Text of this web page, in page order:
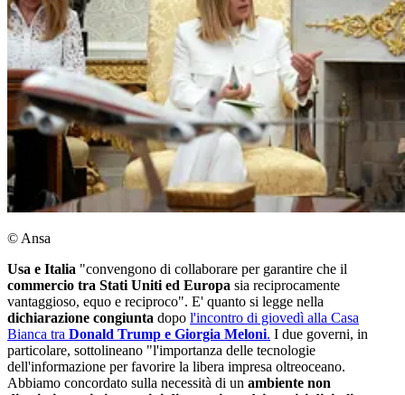
© Ansa
Usa e Italia "convengono di collaborare per garantire che il
commercio tra Stati Uniti ed Europa sia reciprocamente
vantaggioso, equo e reciproco". E' quanto si legge nella
dichiarazione congiunta dopo l'incontro di giovedì alla Casa
Bianca tra Donald Trump e Giorgia Meloni. I due governi, in
particolare, sottolineano "l'importanza delle tecnologie
dell'informazione per favorire la libera impresa oltreoceano.
Abbiamo concordato sulla necessità di un ambiente non